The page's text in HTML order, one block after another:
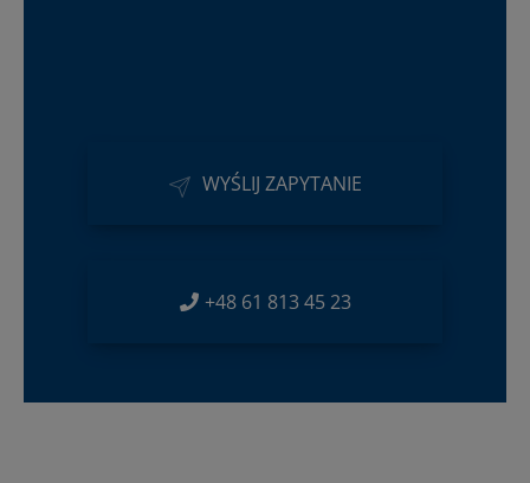
WYŚLIJ ZAPYTANIE
+48 61 813 45 23